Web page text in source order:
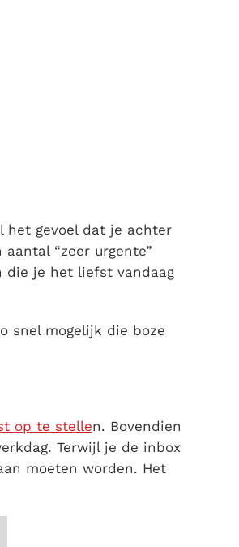
het gevoel dat je achter
“zeer urgente”
die je het liefst vandaag
snel mogelijk die boze
op te stellen. Bovendien
Terwijl je de inbox
moeten worden. Het